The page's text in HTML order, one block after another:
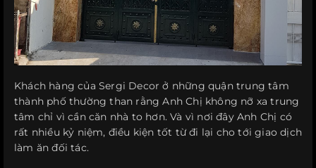
Khách hàng của Sergi Decor ở những quận trung tâm
thành phố thường than rằng Anh Chị không nỡ xa trung
tâm chỉ vì cần căn nhà to hơn. Và vì nơi đây Anh Chị có
rất nhiều kỷ niệm, điều kiện tốt từ đi lại cho tới giao dịch
làm ăn đối tác.